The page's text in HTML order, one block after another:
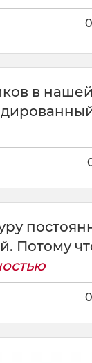
0
в
Потому
0